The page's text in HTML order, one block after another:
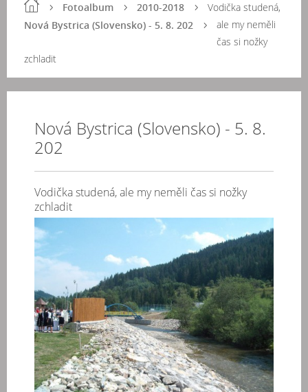
Fotoalbum
2010-2018
Nová Bystrica (Slovensko) - 5. 8. 202
Vodička studená,
ale my neměli
čas si nožky
zchladit
Nová Bystrica (Slovensko) - 5. 8.
202
Vodička studená, ale my neměli čas si nožky
zchladit